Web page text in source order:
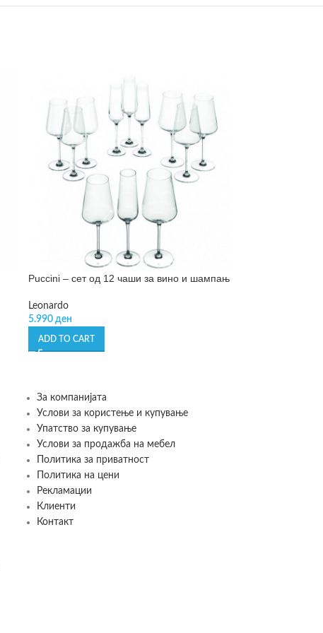
Puccini – сет од 12 чаши за вино и шампањ
Leonardo
5.990 ден
ADD TO CART
За компанијата
Услови за користење и купување
Упатство за купување
Услови за продажба на мебел
Политика за приватност
Политика на цени
Рекламации
Клиенти
Контакт